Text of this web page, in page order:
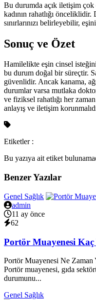
Bu durumda açık iletişim
kadının rahatlığı
sınırlarınızı belirleyebilir,
Sonuç ve Özet
Hamilelikte eşin cinsel
bu durum doğal bir süreçtir.
güvenlidir. Ancak kanama,
durumlar varsa mutlaka
ve fiziksel rahatlığı her
anlayış ve iletişim
Etiketler :
Bu yazıya ait etiket
Benzer Yazılar
Genel Sağlık
admin
11 ay önce
62
Portör Muayenesi
Portör Muayenesi Ne
Portör muayenesi, gıda
durumunu...
Genel Sağlık